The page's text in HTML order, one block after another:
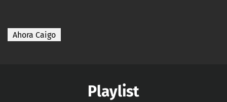
Ahora Caigo
Playlist